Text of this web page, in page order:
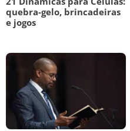
quebra-gelo, brincadeiras
e jogos